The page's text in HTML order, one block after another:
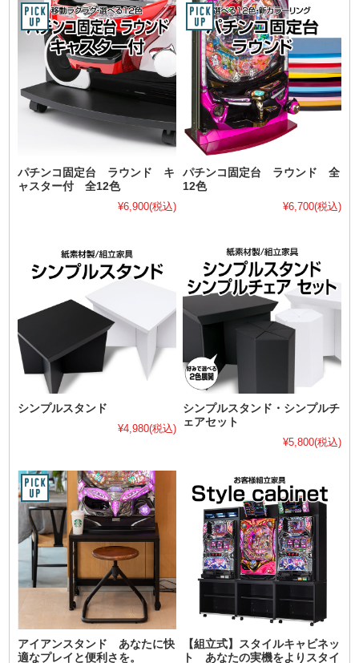
パチンコ固定台 ラウンド キ
ャスター付 全12色
¥6,900(税込)
パチンコ固定台 ラウンド 全
12色
¥6,700(税込)
シンプルスタンド
¥4,980(税込)
シンプルスタンド・シンプルチ
ェアセット
¥5,800(税込)
アイアンスタンド あなたに快
適なプレイと便利さを。
【組立式】スタイルキャビネッ
ト あなたの実機をよりスタイ